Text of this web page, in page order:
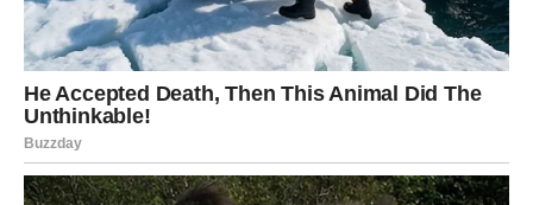
Ljubav izlazi na vidjelo
Pred vama su trenuci koje ćete dugo pamtiti.